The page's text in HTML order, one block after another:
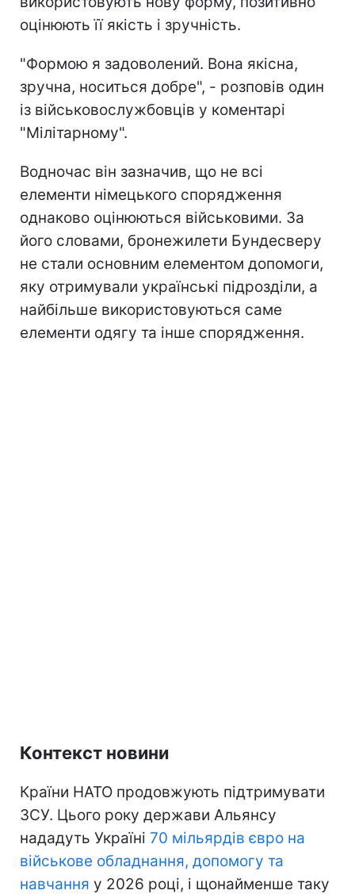
оцінюють її якість і зручність.
"Формою я задоволений. Вона якісна,
зручна, носиться добре", - розповів один
із військовослужбовців у коментарі
"Мілітарному".
Водночас він зазначив, що не всі
елементи німецького спорядження
однаково оцінюються військовими. За
його словами, бронежилети Бундесверу
не стали основним елементом допомоги,
яку отримували українські підрозділи, а
найбільше використовуються саме
елементи одягу та інше спорядження.
Контекст новини
Країни НАТО продовжують підтримувати
ЗСУ. Цього року держави Альянсу
нададуть Україні 70 мільярдів євро на
військове обладнання, допомогу та
навчання у 2026 році, і щонайменше таку